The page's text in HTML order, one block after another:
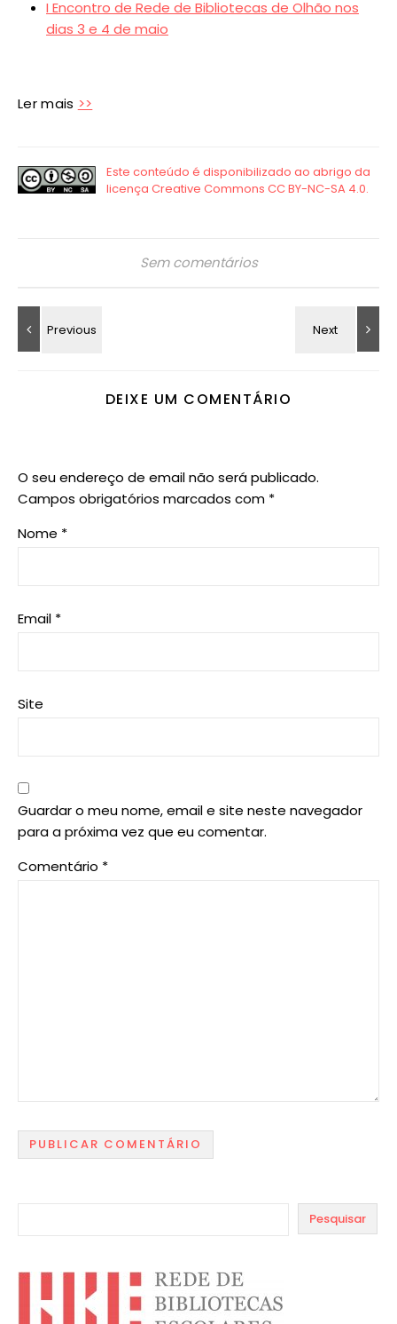
I Encontro de Rede de Bibliotecas de Olhão nos
dias 3 e 4 de maio
Ler mais >>
Sem comentários
DEIXE UM COMENTÁRIO
O seu endereço de email não será publicado.
Campos obrigatórios marcados com *
Nome *
Email *
Site
Guardar o meu nome, email e site neste navegador
para a próxima vez que eu comentar.
Comentário *
Pesquisar